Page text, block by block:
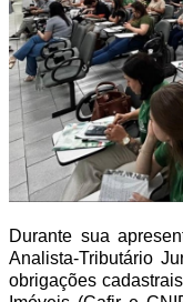
Durante sua
Analista-Tributário
obrigações